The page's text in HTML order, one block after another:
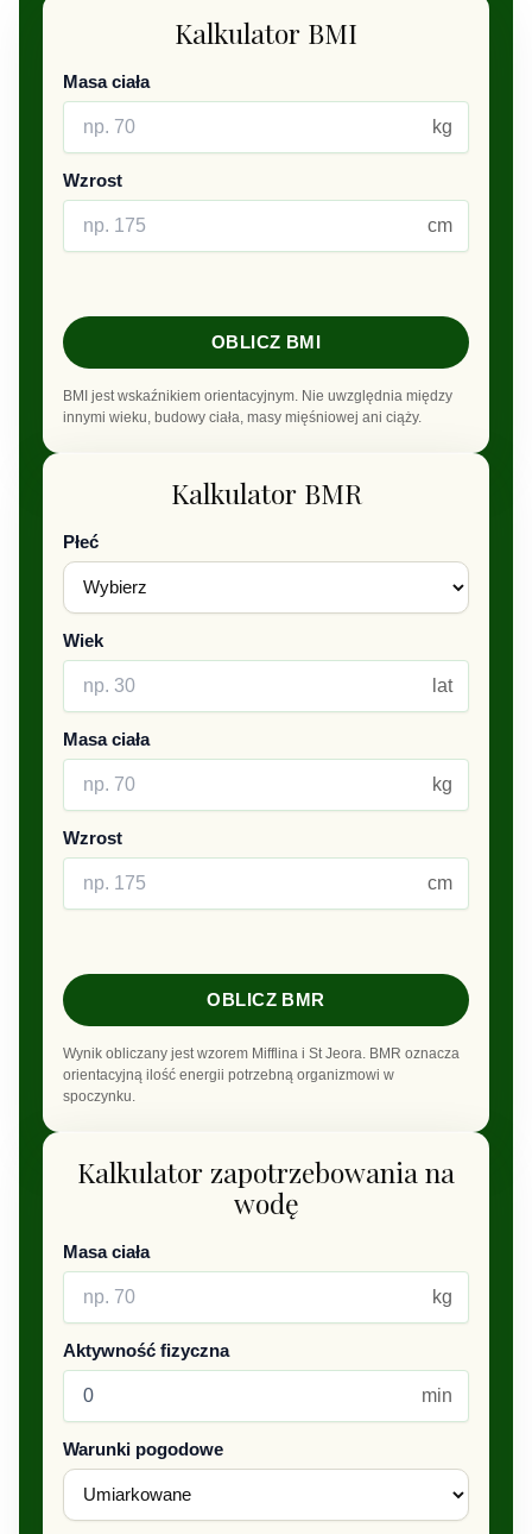
Kalkulator BMI
Masa ciała
kg
Wzrost
cm
OBLICZ BMI
BMI jest wskaźnikiem orientacyjnym. Nie uwzględnia między
innymi wieku, budowy ciała, masy mięśniowej ani ciąży.
Kalkulator BMR
Płeć
Wiek
lat
Masa ciała
kg
Wzrost
cm
OBLICZ BMR
Wynik obliczany jest wzorem Mifflina i St Jeora. BMR oznacza
orientacyjną ilość energii potrzebną organizmowi w
spoczynku.
Kalkulator zapotrzebowania na
wodę
Masa ciała
kg
Aktywność fizyczna
min
Warunki pogodowe